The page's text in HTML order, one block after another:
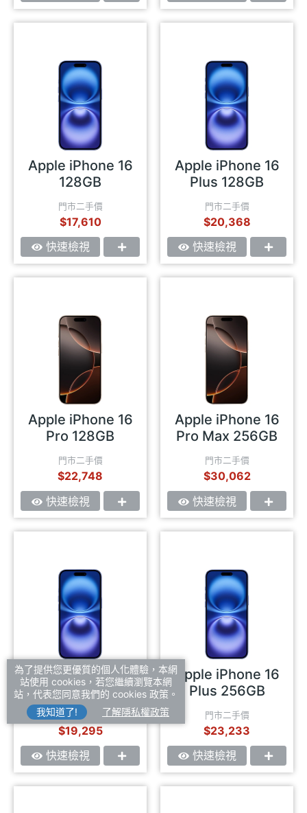
Apple iPhone 16
128GB
門市二手價
$17,610
快速檢視
Apple iPhone 16
Plus 128GB
門市二手價
$20,368
快速檢視
Apple iPhone 16
Pro 128GB
門市二手價
$22,748
快速檢視
Apple iPhone 16
Pro Max 256GB
門市二手價
$30,062
快速檢視
Apple iPhone 16
256GB
門市二手價
$19,295
快速檢視
Apple iPhone 16
Plus 256GB
門市二手價
$23,233
快速檢視
為了提供您更優質的個人化體驗，本網
站使用 cookies，若您繼續瀏覽本網
站，代表您同意我們的 cookies 政策。
我知道了!
了解隱私權政策